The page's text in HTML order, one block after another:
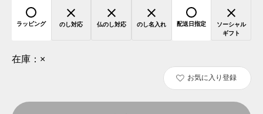
ラッピング のし対応 仏のし対応 のし名入れ 配送日指定
ソーシャル
ギフト
在庫： ×
お気に入り登録